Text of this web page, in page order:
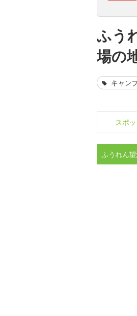
ふう
場の
キャン
スポ
ふうれん